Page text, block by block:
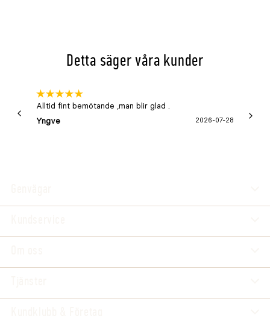
Detta säger våra kunder
Alltid fint bemötande ,man blir glad .
Yngve
2026-07-28